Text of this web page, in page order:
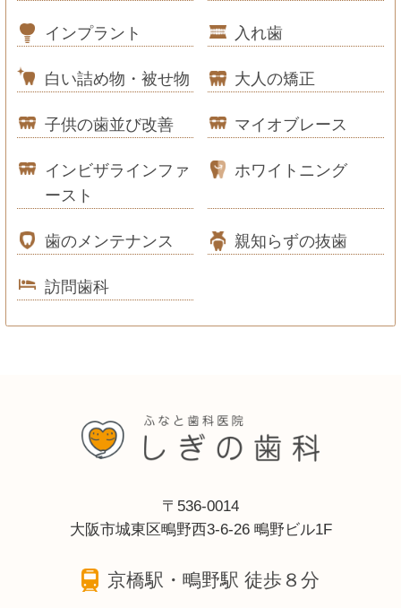
インプラント 入れ歯
白い詰め物・被せ物 大人の矯正
子供の歯並び改善 マイオブレース
インビザラインファ
ースト
ホワイトニング
歯のメンテナンス 親知らずの抜歯
訪問歯科
〒536-0014
大阪市城東区鴫野西3-6-26 鴫野ビル1F
京橋駅・鴫野駅 徒歩８分